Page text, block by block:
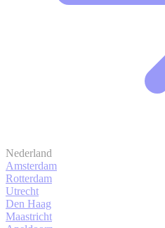
Nederland
Amsterdam
Rotterdam
Utrecht
Den Haag
Maastricht